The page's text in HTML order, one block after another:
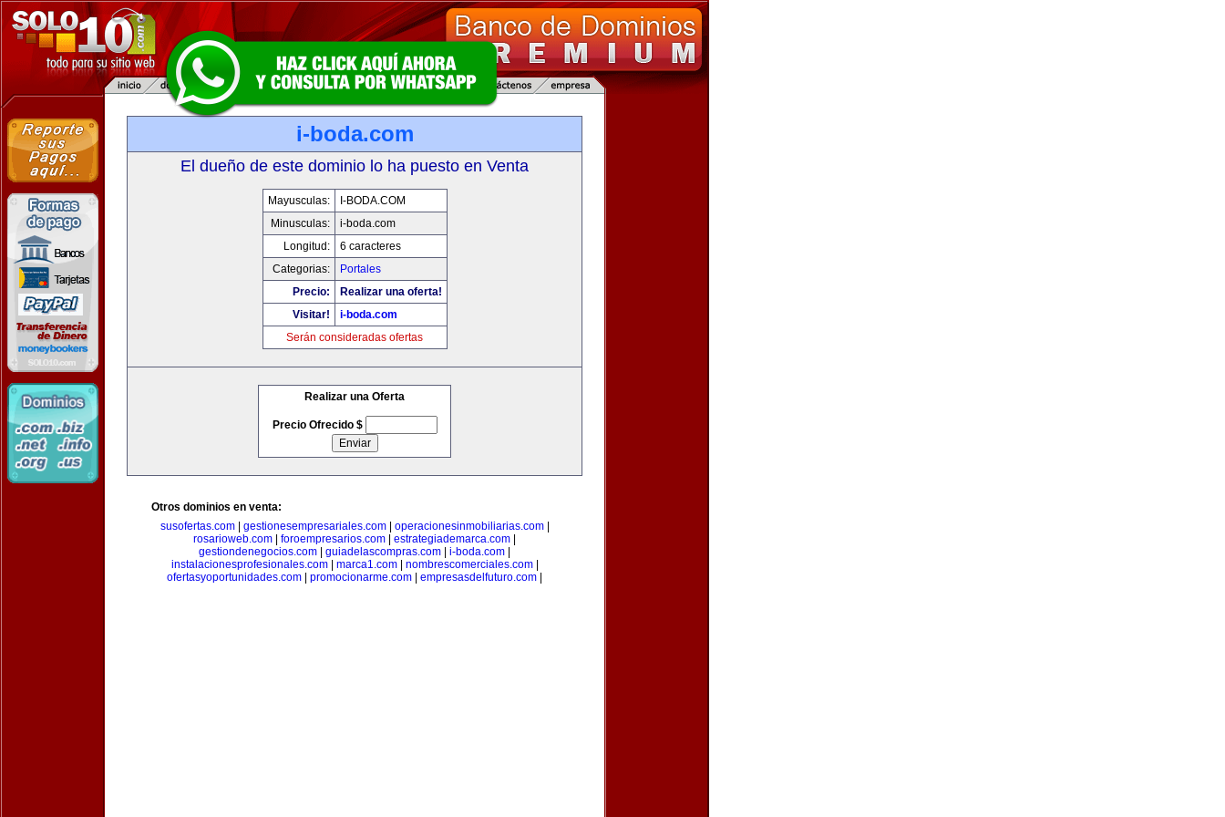
i-boda.com
El dueño de este dominio lo ha puesto en Venta
Mayusculas:
I-BODA.COM
Minusculas:
i-boda.com
Longitud:
6 caracteres
Categorias:
Portales
Precio:
Realizar una oferta!
Visitar!
i-boda.com
Serán consideradas ofertas
Realizar una Oferta
Precio Ofrecido $
Otros dominios en venta:
susofertas.com| gestionesempresariales.com| operacionesinmobiliarias.com|
rosarioweb.com
foroempresarios.com estrategiademarca.com
gestiondenegocios.com
guiadelascompras.com i-boda.com
instalacionesprofesionales.com| marca1.com| nombrescomerciales.com|
ofertasyoportunidades.com
promocionarme.com empresasdelfuturo.com